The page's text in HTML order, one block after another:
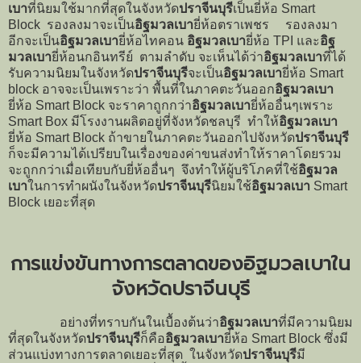
เบาที่นิยมใช้มากที่สุดในจังหวัดปราจีนบุรีเป็นยี่ห้อ Smart
Block รองลงมาจะเป็นอิฐมวลเบายี่ห้อตราเพชร รองลงมา
อีกจะเป็นอิฐมวลเบายี่ห้อไทคอน อิฐมวลเบายี่ห้อ TPI และอิฐ
มวลเบายี่ห้อนกอินทรีย์ ตามลำดับ จะเห็นได้ว่าอิฐมวลเบาที่ได้
รับความนิยมในจังหวัดปราจีนบุรีจะเป็นอิฐมวลเบายี่ห้อ Smart
block อาจจะเป็นเพราะว่า พื้นที่ในภาคตะวันออกอิฐมวลเบา
ยี่ห้อ Smart Block จะราคาถูกกว่าอิฐมวลเบายี่ห้ออื่นๆเพราะ
Smart Box มีโรงงานผลิตอยู่ที่จังหวัดชลบุรี ทำให้อิฐมวลเบา
ยี่ห้อ Smart Block ถ้าขายในภาคตะวันออกไปจังหวัดปราจีนบุรี
ก็จะมีความได้เปรียบในเรื่องของค่าขนส่งทำให้ราคาโดยรวม
จะถูกกว่าเมื่อเทียบกับยี่ห้ออื่นๆ จึงทำให้ผู้บริโภคที่ใช้อิฐมวล
เบาในการทำผนังในจังหวัดปราจีนบุรีนิยมใช้อิฐมวลเบา Smart
Block เยอะที่สุด
การแข่งขันทางการตลาดของอิฐมวลเบาใน
จังหวัดปราจีนบุรี
อย่างที่ทราบกันในเบื้องต้นว่าอิฐมวลเบาที่มีความนิยม
ที่สุดในจังหวัดปราจีนบุรีก็คืออิฐมวลเบายี่ห้อ Smart Block ซึ่งมี
ส่วนแบ่งทางการตลาดเยอะที่สุด ในจังหวัดปราจีนบุรีมี